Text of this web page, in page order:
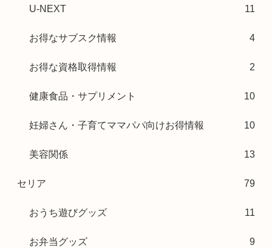
U-NEXT 11
お得なサブスク情報 4
お得な資格取得情報 2
健康食品・サプリメント 10
妊婦さん・子育てママパパ向けお得情報 10
美容関係 13
セリア 79
おうち遊びグッズ 11
お弁当グッズ 9